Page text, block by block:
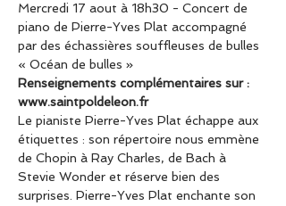
Mercredi 17 aout à 18h30 - Concert de
piano de Pierre-Yves Plat accompagné
par des échassières souffleuses de bulles
« Océan de bulles »
Renseignements complémentaires sur :
www.saintpoldeleon.fr
Le pianiste Pierre-Yves Plat échappe aux
étiquettes : son répertoire nous emmène
de Chopin à Ray Charles, de Bach à
Stevie Wonder et réserve bien des
surprises. Pierre-Yves Plat enchante son